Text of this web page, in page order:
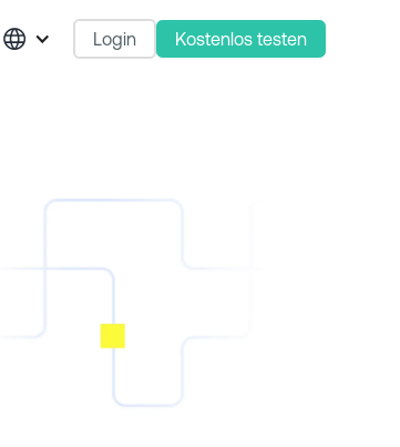
Login Kostenlos testen